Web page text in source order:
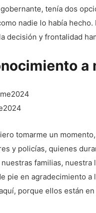
tenía dos
nadie lo había
decisión y frontalidad
tomarme un
y policías, quienes
familias,
pie en agradecimiento
porque ellos están